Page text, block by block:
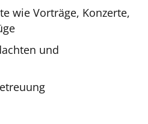
wie Vorträge, Konzerte,
und